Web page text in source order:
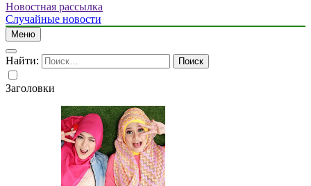
Новостная рассылка
Случайные новости
Меню
Найти:
Заголовки